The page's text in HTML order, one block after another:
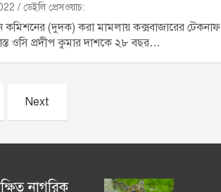
ডেইলি প্রেসওয়াচ:
কমিশনের (দুদক) করা মামলায় কক্সবাজারের টেকনাফ
ওসি প্রদীপ কুমার দাশকে ২৮ বছর…
Next
নাগরিক